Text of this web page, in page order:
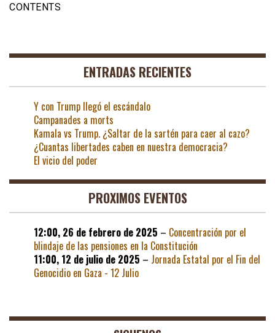
CONTENTS
ENTRADAS RECIENTES
Y con Trump llegó el escándalo
Campanades a morts
Kamala vs Trump. ¿Saltar de la sartén para caer al cazo?
¿Cuantas libertades caben en nuestra democracia?
El vicio del poder
PROXIMOS EVENTOS
12:00, 26 de febrero de 2025 – Concentración por el
blindaje de las pensiones en la Constitución
11:00, 12 de julio de 2025 – Jornada Estatal por el Fin del
Genocidio en Gaza - 12 Julio